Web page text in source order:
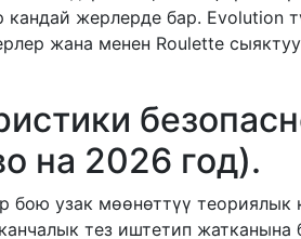
жерлерде бар. Evolution
жана менен Roulette
на 2026 год).
бою узак мөөнөттүү
тез иштетип